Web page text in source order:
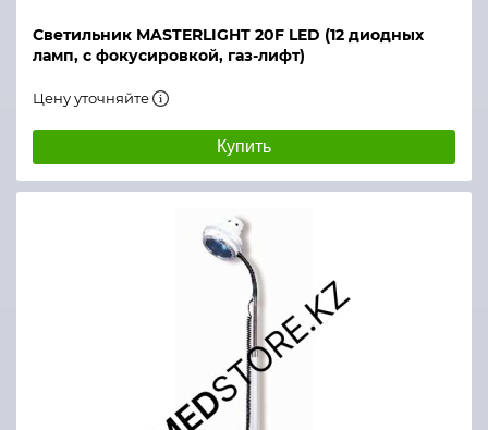
Светильник MASTERLIGHT 20F LED (12 диодных
ламп, с фокусировкой, газ-лифт)
Цену уточняйте
Купить